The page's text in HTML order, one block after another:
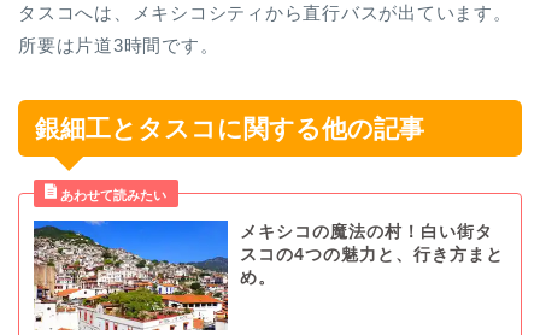
タスコへは、メキシコシティから直行バスが出ています。
所要は片道3時間です。
銀細工とタスコに関する他の記事
メキシコの魔法の村！白い街タ
スコの4つの魅力と、行き方まと
め。